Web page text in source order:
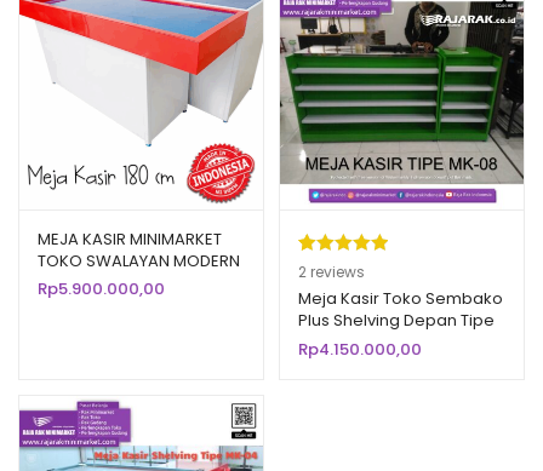
MEJA KASIR MINIMARKET
TOKO SWALAYAN MODERN
TIPE MK-05 SK-180
Rp5.900.000,00
Peringkat
5.00dari 5
berdasarka
n
2
penilaian
2 reviews
Meja Kasir Toko Sembako
Plus Shelving Depan Tipe
MK-08
Rp4.150.000,00